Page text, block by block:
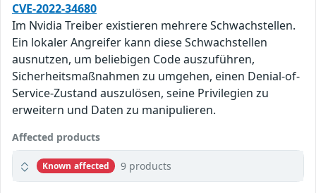
CVE-2022-34680
Im Nvidia Treiber existieren mehrere Schwachstellen.
Ein lokaler Angreifer kann diese Schwachstellen
ausnutzen, um beliebigen Code auszuführen,
Sicherheitsmaßnahmen zu umgehen, einen Denial-of-
Service-Zustand auszulösen, seine Privilegien zu
erweitern und Daten zu manipulieren.
Affected products
Known affected 9 products